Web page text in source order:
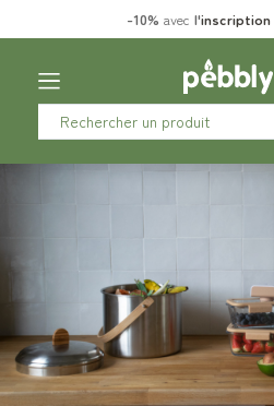
-10% avec l'inscription